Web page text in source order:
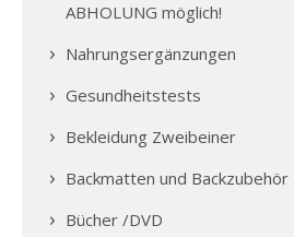
ABHOLUNG möglich!
Nahrungsergänzungen
Gesundheitstests
Bekleidung Zweibeiner
Backmatten und Backzubehör
Bücher /DVD